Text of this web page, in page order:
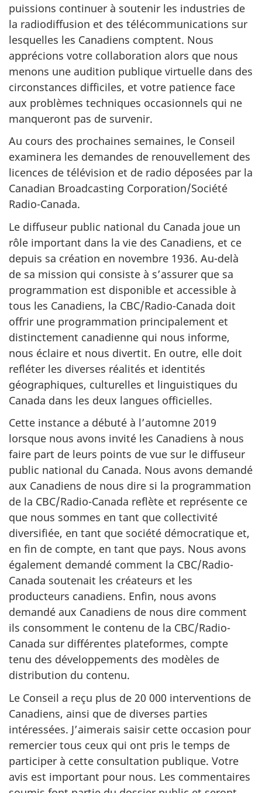
puissions continuer à soutenir les industries de
la radiodiffusion et des télécommunications sur
lesquelles les Canadiens comptent. Nous
apprécions votre collaboration alors que nous
menons une audition publique virtuelle dans des
circonstances difficiles, et votre patience face
aux problèmes techniques occasionnels qui ne
manqueront pas de survenir.
Au cours des prochaines semaines, le Conseil
examinera les demandes de renouvellement des
licences de télévision et de radio déposées par la
Canadian Broadcasting Corporation/Société
Radio-Canada.
Le diffuseur public national du Canada joue un
rôle important dans la vie des Canadiens, et ce
depuis sa création en novembre 1936. Au-delà
de sa mission qui consiste à s’assurer que sa
programmation est disponible et accessible à
tous les Canadiens, la CBC/Radio-Canada doit
offrir une programmation principalement et
distinctement canadienne qui nous informe,
nous éclaire et nous divertit. En outre, elle doit
refléter les diverses réalités et identités
géographiques, culturelles et linguistiques du
Canada dans les deux langues officielles.
Cette instance a débuté à l’automne 2019
lorsque nous avons invité les Canadiens à nous
faire part de leurs points de vue sur le diffuseur
public national du Canada. Nous avons demandé
aux Canadiens de nous dire si la programmation
de la CBC/Radio-Canada reflète et représente ce
que nous sommes en tant que collectivité
diversifiée, en tant que société démocratique et,
en fin de compte, en tant que pays. Nous avons
également demandé comment la CBC/Radio-
Canada soutenait les créateurs et les
producteurs canadiens. Enfin, nous avons
demandé aux Canadiens de nous dire comment
ils consomment le contenu de la CBC/Radio-
Canada sur différentes plateformes, compte
tenu des développements des modèles de
distribution du contenu.
Le Conseil a reçu plus de 20 000 interventions de
Canadiens, ainsi que de diverses parties
intéressées. J’aimerais saisir cette occasion pour
remercier tous ceux qui ont pris le temps de
participer à cette consultation publique. Votre
avis est important pour nous. Les commentaires